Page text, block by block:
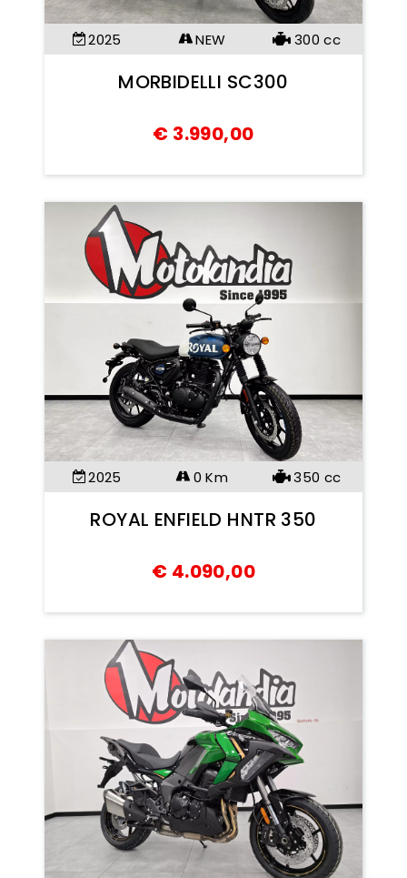
2025 NEW 300 cc
MORBIDELLI SC300
€ 3.990,00
2025 0 Km 350 cc
ROYAL ENFIELD HNTR 350
€ 4.090,00